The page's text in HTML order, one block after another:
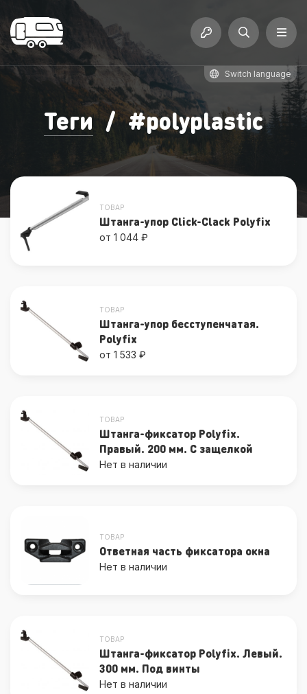
Switch language
Теги / #polyplastic
ТОВАР
Штанга-упор Click-Clack Polyfix
от 1 044 ₽
ТОВАР
Штанга-упор бесступенчатая.
Polyfix
от 1 533 ₽
ТОВАР
Штанга-фиксатор Polyfix.
Правый. 200 мм. С защелкой
Нет в наличии
ТОВАР
Ответная часть фиксатора окна
Нет в наличии
ТОВАР
Штанга-фиксатор Polyfix. Левый.
300 мм. Под винты
Нет в наличии